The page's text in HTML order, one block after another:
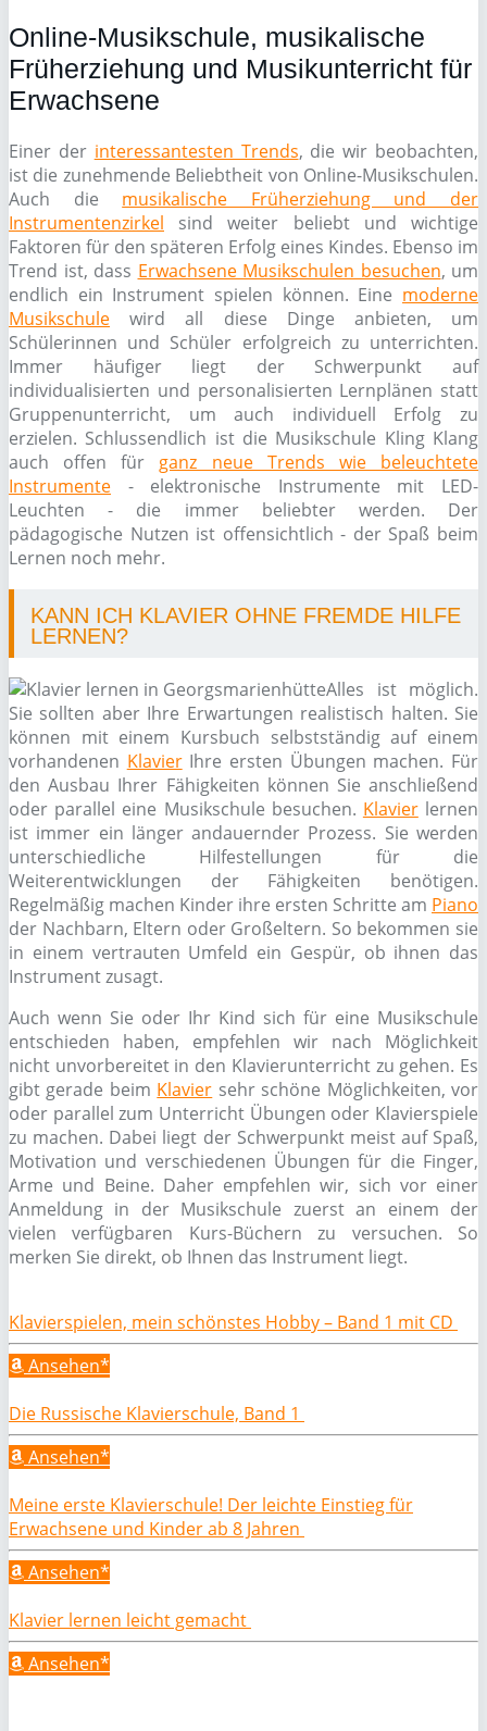
Online-Musikschule, musikalische
Früherziehung und Musikunterricht für
Erwachsene
Einer der interessantesten Trends, die wir beobachten,
ist die zunehmende Beliebtheit von Online-Musikschulen.
Auch die musikalische Früherziehung und der
Instrumentenzirkel sind weiter beliebt und wichtige
Faktoren für den späteren Erfolg eines Kindes. Ebenso im
Trend ist, dass Erwachsene Musikschulen besuchen, um
endlich ein Instrument spielen können. Eine moderne
Musikschule wird all diese Dinge anbieten, um
Schülerinnen und Schüler erfolgreich zu unterrichten.
Immer häufiger liegt der Schwerpunkt auf
individualisierten und personalisierten Lernplänen statt
Gruppenunterricht, um auch individuell Erfolg zu
erzielen. Schlussendlich ist die Musikschule Kling Klang
auch offen für ganz neue Trends wie beleuchtete
Instrumente - elektronische Instrumente mit LED-
Leuchten - die immer beliebter werden. Der
pädagogische Nutzen ist offensichtlich - der Spaß beim
Lernen noch mehr.
KANN ICH KLAVIER OHNE FREMDE HILFE
LERNEN?
Alles ist möglich.
Sie sollten aber Ihre Erwartungen realistisch halten. Sie
können mit einem Kursbuch selbstständig auf einem
vorhandenen KlavierIhre ersten Übungen machen. Für
den Ausbau Ihrer Fähigkeiten können Sie anschließend
oder parallel eine Musikschule besuchen. Klavierlernen
ist immer ein länger andauernder Prozess. Sie werden
unterschiedliche Hilfestellungen für die
Weiterentwicklungen der Fähigkeiten benötigen.
Regelmäßig machen Kinder ihre ersten Schritte am Piano
der Nachbarn, Eltern oder Großeltern. So bekommen sie
in einem vertrauten Umfeld ein Gespür, ob ihnen das
Instrument zusagt.
Auch wenn Sie oder Ihr Kind sich für eine Musikschule
entschieden haben, empfehlen wir nach Möglichkeit
nicht unvorbereitet in den Klavierunterricht zu gehen. Es
gibt gerade beim Klavier sehr schöne Möglichkeiten, vor
oder parallel zum Unterricht Übungen oder Klavierspiele
zu machen. Dabei liegt der Schwerpunkt meist auf Spaß,
Motivation und verschiedenen Übungen für die Finger,
Arme und Beine. Daher empfehlen wir, sich vor einer
Anmeldung in der Musikschule zuerst an einem der
vielen verfügbaren Kurs-Büchern zu versuchen. So
merken Sie direkt, ob Ihnen das Instrument liegt.
Klavierspielen, mein schönstes Hobby – Band 1 mit CD
Ansehen*
Die Russische Klavierschule, Band 1
Ansehen*
Meine erste Klavierschule! Der leichte Einstieg für
Erwachsene und Kinder ab 8 Jahren
Ansehen*
Klavier lernen leicht gemacht
Ansehen*